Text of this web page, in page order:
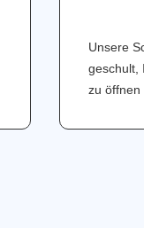
Unsere
geschult,
zu öffnen